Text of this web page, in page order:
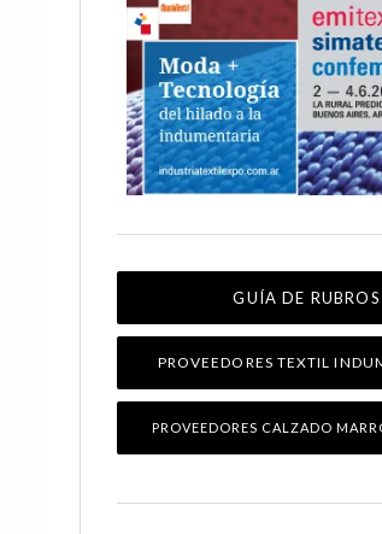
GUÍA DE RUBROS
PROVEEDORES TEXTIL
PROVEEDORES CALZADO